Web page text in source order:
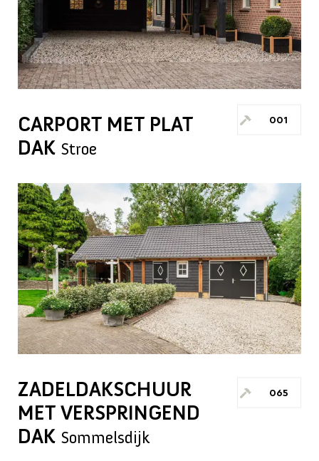
CARPORT MET PLAT
DAK Stroe
001
ZADELDAKSCHUUR
MET VERSPRINGEND
DAK Sommelsdijk
065